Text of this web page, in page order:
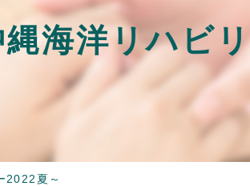
海洋リハビ
2022夏～